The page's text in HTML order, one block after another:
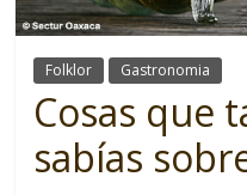
Folklor Gastronomia
Cosas que
sabías